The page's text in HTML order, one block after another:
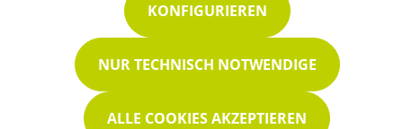
NUR TECHNISCH NOTWENDIGE
KONFIGURIEREN
ALLE COOKIES AKZEPTIEREN